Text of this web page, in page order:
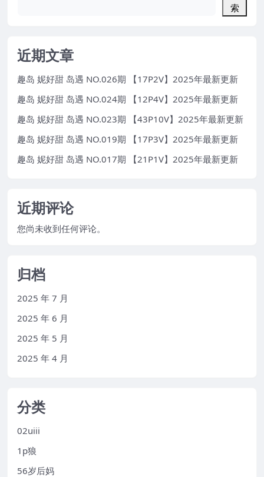
索
近期文章
趣岛 妮好甜 岛遇 NO.026期 【17P2V】2025年最新更新
趣岛 妮好甜 岛遇 NO.024期 【12P4V】2025年最新更新
趣岛 妮好甜 岛遇 NO.023期 【43P10V】2025年最新更新
趣岛 妮好甜 岛遇 NO.019期 【17P3V】2025年最新更新
趣岛 妮好甜 岛遇 NO.017期 【21P1V】2025年最新更新
近期评论
您尚未收到任何评论。
归档
2025 年 7 月
2025 年 6 月
2025 年 5 月
2025 年 4 月
分类
02uiii
1p狼
56岁后妈